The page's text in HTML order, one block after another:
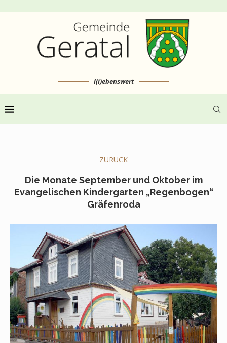
l(i)ebenswert
ZURÜCK
Die Monate September und Oktober im
Evangelischen Kindergarten „Regenbogen“
Gräfenroda